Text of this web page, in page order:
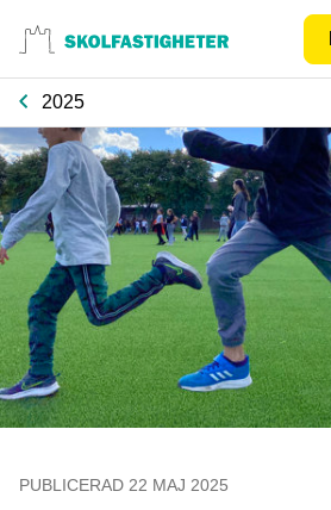
Gå till
innehåll
2025
PUBLICERAD 22 MAJ 2025